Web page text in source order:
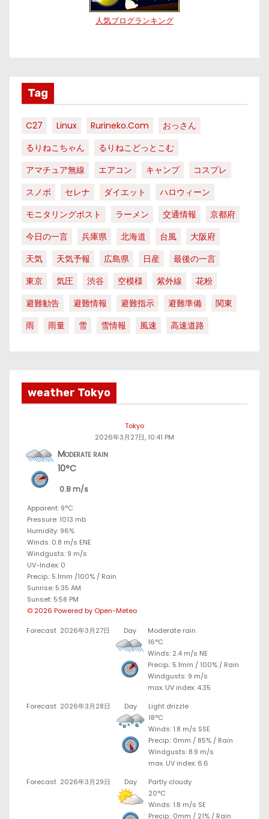
人気ブログランキング
Tag
C27 Linux Rurineko.com
おっさん
るりねこちゃん
るりねこどっとこむ
アマチュア無線
エアコン キャンプ
コスプレ
スノボ
セレナ ダイエット
ハロウィーン
モニタリングポスト
ラーメン 交通情報
京都府
今日の一言
兵庫県 北海道 台風
大阪府
天気
天気予報 広島県 日産
最後の一言
東京
気圧 渋谷 空模様 紫外線
花粉
避難勧告
避難情報 避難指示 避難準備
関東
雨
雨量 雪 雪情報 風速 高速道路
weather Tokyo
Tokyo
2026年3月27日, 10:41 PM
Moderate rain
10°C
0.8 m/s
Apparent: 9°C
Pressure: 1013 mb
Humidity: 96%
Winds: 0.8 m/s ENE
Windgusts: 9 m/s
UV-Index: 0
Precip.: 5.1mm /100% / Rain
Sunrise: 5:35 AM
Sunset: 5:58 PM
© 2026 Powered by Open-Meteo
Forecast 2026年3月27日 Day
Moderate rain
16°C
Winds: 2.4 m/s NE
Precip.: 5.1mm / 100% / Rain
Windgusts: 9 m/s
max. UV index: 4.35
Forecast 2026年3月28日 Day
Light drizzle
18°C
Winds: 1.8 m/s SSE
Precip.: 0mm / 85% / Rain
Windgusts: 8.9 m/s
max. UV index: 6.6
Forecast 2026年3月29日 Day
Partly cloudy
20°C
Winds: 1.8 m/s SE
Precip.: 0mm / 21% / Rain